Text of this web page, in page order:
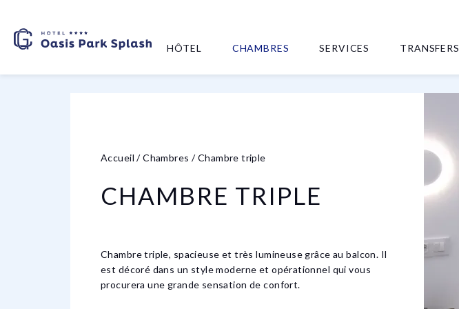
HÔTEL CHAMBRES SERVICES TRANSFERS
Accueil /Chambres /Chambre triple
CHAMBRE TRIPLE
Chambre triple, spacieuse et très lumineuse grâce au balcon. Il
est décoré dans un style moderne et opérationnel qui vous
procurera une grande sensation de confort.